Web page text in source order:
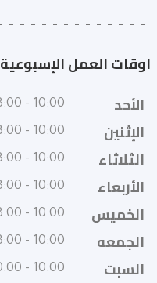
اوقات العمل الإسبوعية
الأحد
10:00 - 23:00
الإثنين 10:00 - 23:00
الثلاثاء 10:00 - 23:00
الأربعاء 10:00 - 23:00
الخميس 10:00 - 23:00
الجمعه 10:00 - 23:00
السبت 10:00 - 00:00